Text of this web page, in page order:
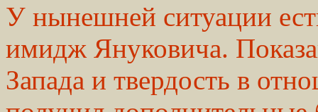
У нынешней ситуации
имидж Януковича.
Запада и твердость в